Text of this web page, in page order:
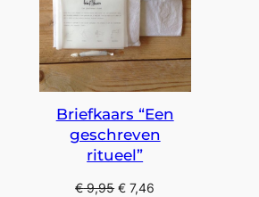
Briefkaars “Een
geschreven
ritueel”
€9,95 € 7,46